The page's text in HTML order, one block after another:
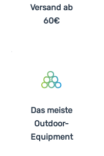
Versand ab
60€
Das meiste
Outdoor-
Equipment